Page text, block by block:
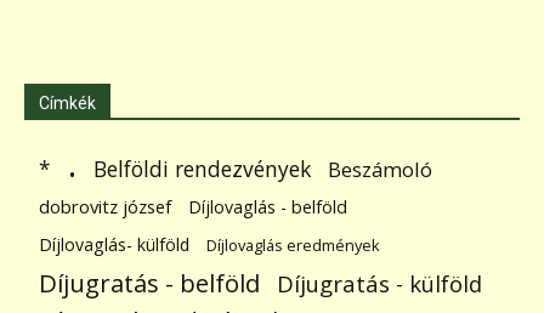
Címkék
* . Belföldi rendezvények Beszámoló
dobrovitz józsef
Díjlovaglás - belföld
Díjlovaglás- külföld
Díjlovaglás eredmények
Díjugratás - belföld Díjugratás - külföld